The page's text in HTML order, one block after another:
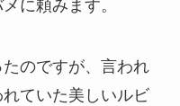
に頼みます。
のですが、言われ
ていた美しいルビ